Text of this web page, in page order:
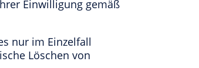
Einwilligung gemäß
nur im Einzelfall
Löschen von